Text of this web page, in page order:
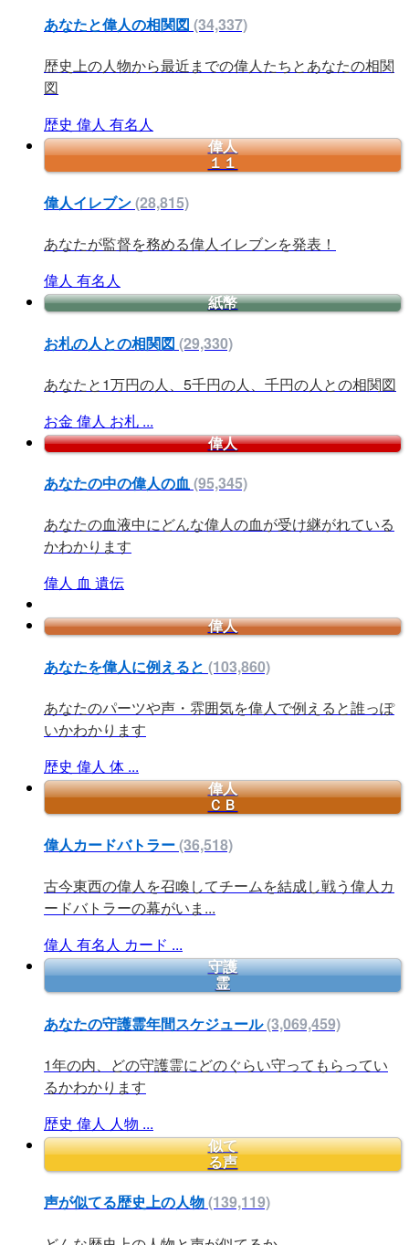
あなたと偉人の相関図 (34,337)
歴史上の人物から最近までの偉人たちとあなたの相関
図
歴史 偉人 有名人
偉人
１１
偉人イレブン(28,815)
あなたが監督を務める偉人イレブンを発表！
偉人 有名人
紙幣
お札の人との相関図 (29,330)
あなたと1万円の人、5千円の人、千円の人との相関図
お金 偉人 お札 ...
偉人
あなたの中の偉人の血(95,345)
あなたの血液中にどんな偉人の血が受け継がれている
かわかります
偉人 血 遺伝
偉人
あなたを偉人に例えると (103,860)
あなたのパーツや声・雰囲気を偉人で例えると誰っぽ
いかわかります
歴史 偉人 体 ...
偉人
ＣＢ
偉人カードバトラー(36,518)
古今東西の偉人を召喚してチームを結成し戦う偉人カ
ードバトラーの幕がいま...
偉人 有名人 カード ...
守護
霊
あなたの守護霊年間スケジュール(3,069,459)
1年の内、どの守護霊にどのぐらい守ってもらってい
るかわかります
歴史 偉人 人物 ...
似て
る声
声が似てる歴史上の人物(139,119)